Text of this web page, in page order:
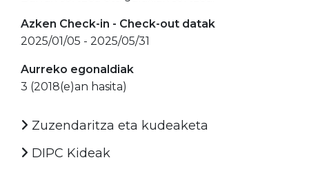
Azken Check-in - Check-out datak
2025/01/05 - 2025/05/31
Aurreko egonaldiak
3 (2018(e)an hasita)
Zuzendaritza eta kudeaketa
DIPC Kideak